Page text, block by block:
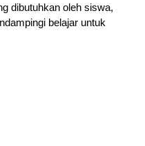
dibutuhkan oleh siswa,
belajar untuk